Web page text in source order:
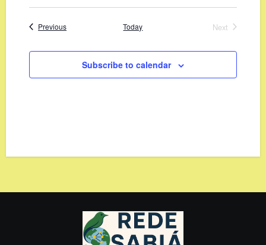
PreviousEvents Today
Next
Subscribe to calendar